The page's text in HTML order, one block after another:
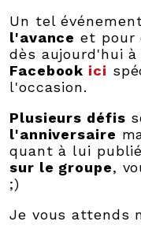
Un tel
l'avance et pour
dès aujourd'hui à
Facebook ici
l'occasion.
Plusieurs défis
l'anniversaire
quant à lui
sur le groupe,
;)
Je vous attends